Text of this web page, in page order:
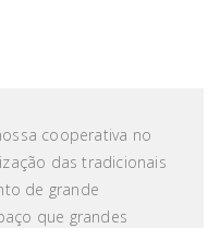
cooperativa no
das tradicionais
de grande
que grandes